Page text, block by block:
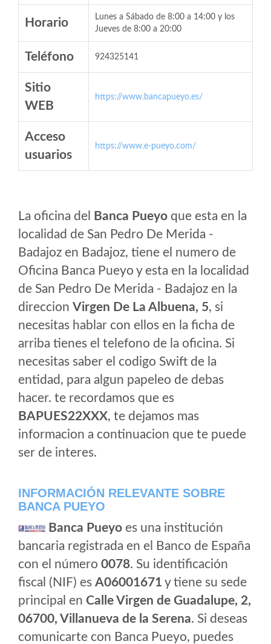
Horario
Lunes a Sábado de 8:00 a 14:00 y los
Jueves de 8:00 a 20:00
Teléfono 924325141
Sitio
WEB
https://www.bancapueyo.es/
Acceso
usuarios
https://www.e-pueyo.com/
La oficina del Banca Pueyo que esta en la
localidad de San Pedro De Merida -
Badajoz en Badajoz, tiene el numero de
Oficina Banca Pueyo y esta en la localidad
de San Pedro De Merida - Badajoz en la
direccion Virgen De La Albuena, 5, si
necesitas hablar con ellos en la ficha de
arriba tienes el telefono de la oficina. Si
necesitas saber el codigo Swift de la
entidad, para algun papeleo de debas
hacer. te recordamos que es
BAPUES22XXX, te dejamos mas
informacion a continuacion que te puede
ser de interes.
INFORMACIÓN RELEVANTE SOBRE
BANCA PUEYO
Banca Pueyo es una institución
bancaria registrada en el Banco de España
con el número 0078. Su identificación
fiscal (NIF) es A06001671 y tiene su sede
principal en Calle Virgen de Guadalupe, 2,
06700, Villanueva de la Serena. Si deseas
comunicarte con Banca Pueyo, puedes